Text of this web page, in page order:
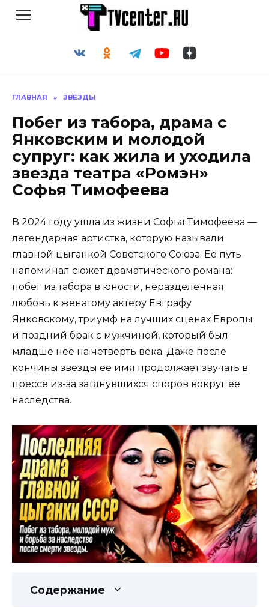
ГЛАВНАЯ » ЗВЁЗДЫ
Побег из табора, драма с
Янковским и молодой
супруг: как жила и уходила
звезда театра «Ромэн»
Софья Тимофеева
В 2024 году ушла из жизни Софья Тимофеева —
легендарная артистка, которую называли
главной цыганкой Советского Союза. Ее путь
напоминал сюжет драматического романа:
побег из табора в юности, неразделенная
любовь к женатому актеру Евграфу
Янковскому, триумф на лучших сценах Европы
и поздний брак с мужчиной, который был
младше нее на четверть века. Даже после
кончины звезды ее имя продолжает звучать в
прессе из-за затянувшихся споров вокруг ее
наследства.
Содержание